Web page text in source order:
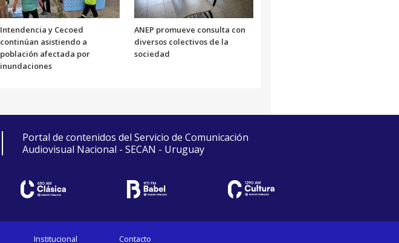
Intendencia y Cecoed
continúan asistiendo a
población afectada por
inundaciones
ANEP promueve consulta con
diversos colectivos de la
sociedad
Portal de contenidos del Servicio de Comunicación
Audiovisual Nacional - SECAN - Uruguay
Institucional Contacto